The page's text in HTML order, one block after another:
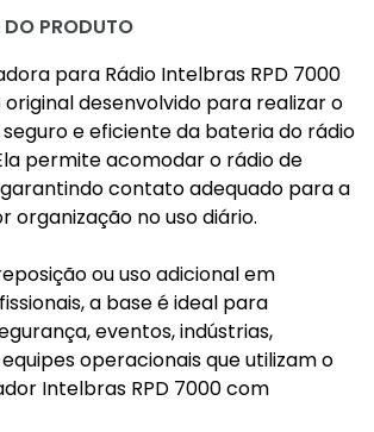
PRODUTO
para Rádio Intelbras RPD 7000
desenvolvido para realizar o
e eficiente da bateria do rádio
permite acomodar o rádio de
contato adequado para a
organização no uso diário.
ou uso adicional em
a base é ideal para
eventos, indústrias,
operacionais que utilizam o
Intelbras RPD 7000 com